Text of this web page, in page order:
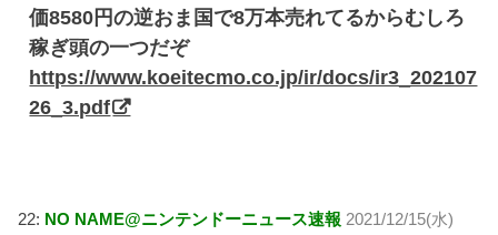
価8580円の逆おま国で8万本売れてるからむしろ
稼ぎ頭の一つだぞ
https://www.koeitecmo.co.jp/ir/docs/ir3_202107
26_3.pdf
22: NO NAME@ニンテンドーニュース速報 2021/12/15(水)